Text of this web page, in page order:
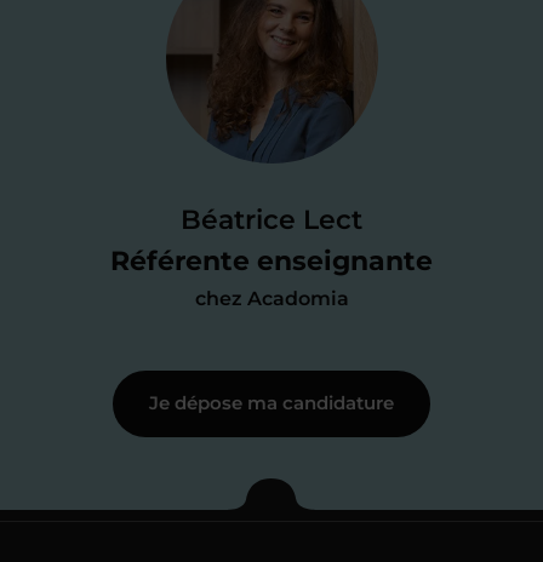
Béatrice Lect
Référente enseignante
chez Acadomia
Je valide ma
candidature
test de 15 minutes
des programmes scolaires(et pouvoir
me mettre à jour au besoin) et
j’échange en direct avec un chargé de
Étape 3
Je commence mes
Je dépose ma candidature